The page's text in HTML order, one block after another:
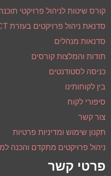
הקורסים הציבוריים הקרובים
מאמרים
הצהרת נגישות
קורס ניהול פרויקטים ®PMP
קורס שיטות לניהול פרויקטי
סדנאת ניהול פרויקטים בעזרת MS-PROJECT
סדנאות מנהלים
תודות והמלצות קורסים
כניסה לסטודנטים
בין לקוחותינו
סיפורי לקוח